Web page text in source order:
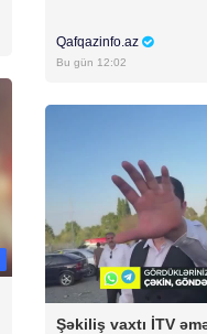
Qafqazinfo.az
Bu gün 12:02
Şəkiliş vaxtı İTV